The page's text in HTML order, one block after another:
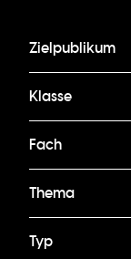
Zielpublikum
Klasse
Fach
Thema
Typ